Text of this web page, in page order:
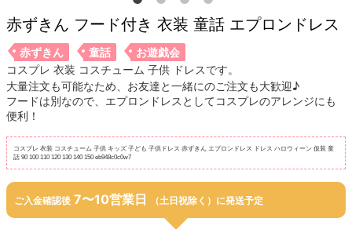
赤ずきん フード付き 衣装 童話 エプロンドレス
赤ずきん 童話
お遊戯会
コスプレ 衣装 コスチューム 子供 ドレスです。
大量注文も可能なため、お友達と一緒にのご注文も大歓迎♪
フードは別なので、エプロンドレスとしてコスプレのアレンジにも
便利！
コスプレ 衣装 コスチューム 子供 キッズ 子ども 子供ドレス 赤ずきん エプロンドレス ドレス ハロウィーン 仮装 童
話 90 100 110 120 130 140 150 eb948c0c0w7
ご入金確認後 7〜10営業日 （土日祝除く）に発送予定